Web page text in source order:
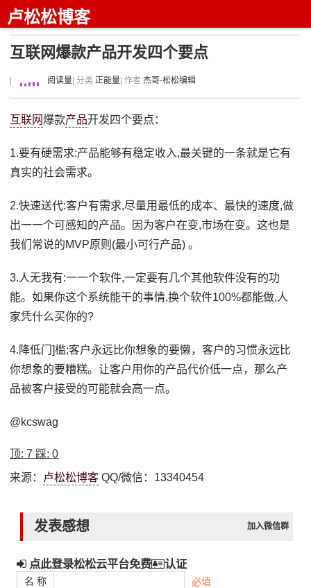
卢松松博客
互联网爆款产品开发四个要点
阅读量 | 分类:正能量 | 作者:杰哥-松松编辑
互联网爆款产品开发四个要点：
1.要有硬需求:产品能够有稳定收入,最关键的一条就是它有
真实的社会需求。
2.快速送代:客户有需求,尽量用最低的成本、最快的速度,做
出一一个可感知的产品。因为客户在变,市场在变。这也是
我们常说的MVP原则(最小可行产品) 。
3.人无我有:一一个软件,一定要有几个其他软件没有的功
能。如果你这个系统能干的事情,换个软件100%都能做,人
家凭什么买你的?
4.降低门]槛;客户永远比你想象的要懒，客户的习惯永远比
你想象的要糟糕。让客户用你的产品代价低一点，那么产
品被客户接受的可能就会高一点。
@kcswag
顶:7 踩:0
来源： 卢松松博客 QQ/微信：13340454
发表感想 加入微信群
点此登录松松云平台免费 认证
名 称 必填